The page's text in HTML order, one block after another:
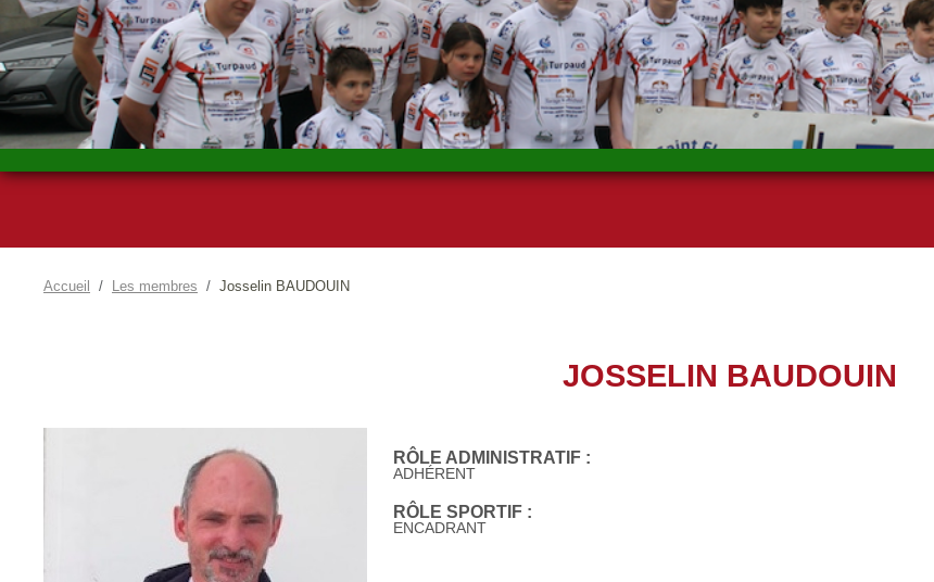
Accueil Les membres Josselin BAUDOUIN
JOSSELIN BAUDOUIN
RÔLE ADMINISTRATIF :
ADHÉRENT
RÔLE SPORTIF :
ENCADRANT